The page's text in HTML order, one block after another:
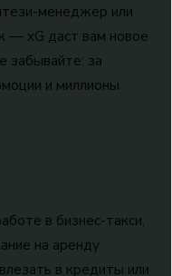
менеджер или
— xG даст вам новое
забывайте: за
и миллионы
в бизнес-такси,
на аренду
в кредиты или